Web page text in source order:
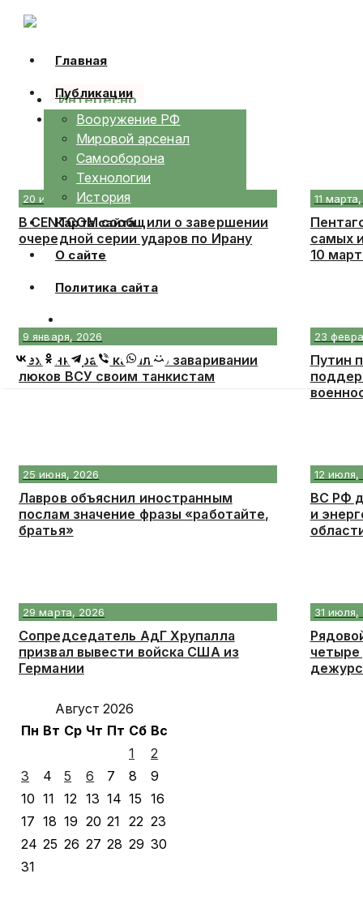
Skip
Главная
Публикации
Вооружение РФ
Мировой арсенал
Самооборона
Технологии
История
Карта сайта
О сайте
Политика сайта
Интересно
Календарь
20 июля, 2026
В CENTCOM сообщили о завершении
очередной серии ударов по Ирану
11
самых
10
9 января, 2026
Беженка рассказала о заваривании
люков ВСУ своим танкистам
23
Путин
25 июня, 2026
Лавров объяснил иностранным
послам значение фразы «работайте,
братья»
12 июля,
ВС РФ
и
29 марта, 2026
Сопредседатель АдГ Хрупалла
призвал вывести войска США из
Германии
31 июля,
Август 2026
Пн Вт Ср Чт Пт Сб Вс
1
2
3
4 5 6 7 8
9
10 11 12 13 14 15 16
17 18 19 20 21 22 23
24 25 26 27 28 29 30
31